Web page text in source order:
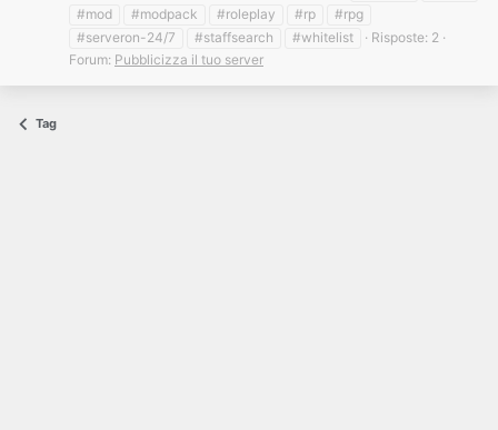
#mod
#modpack #roleplay #rp
#rpg
#serveron-24/7
#staffsearch #whitelist
Risposte: 2
Forum: Pubblicizza il tuo server
Tag